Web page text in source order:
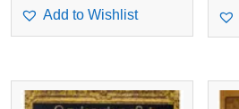
Add to Wishlist